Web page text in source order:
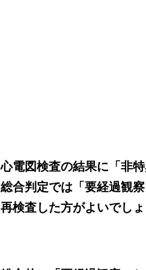
心電図検査の結果に「非
総合判定では「要経過観察
再検査した方がよいでしょ